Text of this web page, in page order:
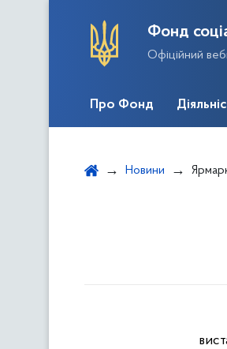
Фонд
Офіційний
Про Фонд
Новини